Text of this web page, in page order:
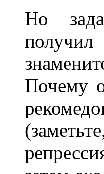
Но
Почему